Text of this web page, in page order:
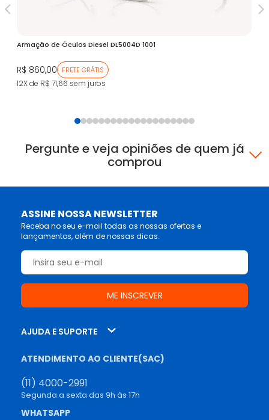
Armação de Óculos Diesel DL5004D 1001
R$ 860,00 FRETE GRÁTIS
12X de R$ 71,66 sem juros
Pergunte e veja opiniões de quem já
comprou
ASSINE NOSSA NEWSLETTER
Receba no seu e-mail todas as nossas ofertas e
lançamentos, além de nossas dicas.
AJUDA E SUPORTE
ATENDIMENTO AO CLIENTE(SAC)
(11) 4000-2991
Segunda a sexta das 9h às 17h
WHATSAPP